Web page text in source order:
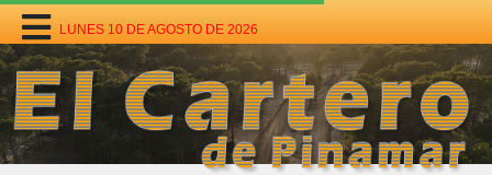
LUNES 10 DE AGOSTO DE 2026